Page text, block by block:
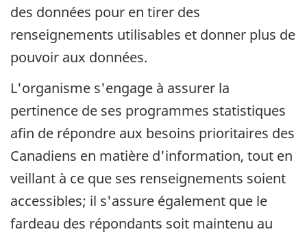
des données pour en tirer des
renseignements utilisables et donner plus de
pouvoir aux données.
L'organisme s'engage à assurer la
pertinence de ses programmes statistiques
afin de répondre aux besoins prioritaires des
Canadiens en matière d'information, tout en
veillant à ce que ses renseignements soient
accessibles; il s'assure également que le
fardeau des répondants soit maintenu au